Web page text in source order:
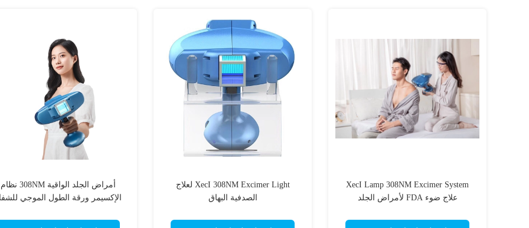
أمراض الجلد الواقية 308NM نظام
الإكسيمر ورقة الطول الموجي
XecI 308NM Excimer Light لعلاج
الصدفية البهاق
XecI Lamp 308NM Excimer System
علاج ضوء FDA لأمراض الجلد